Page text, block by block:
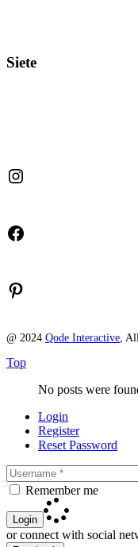
Siete
Instagram
Facebook
Pinterest
@ 2024 Qode Interactive ,
Top
No posts were
Login
Register
Reset Password
Remember me
Login
or connect with social